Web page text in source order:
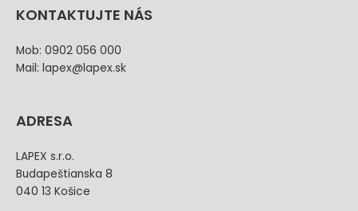
KONTAKTUJTE NÁS
Mob: 0902 056 000
Mail: lapex@lapex.sk
ADRESA
LAPEX s.r.o.
Budapeštianska 8
040 13 Košice